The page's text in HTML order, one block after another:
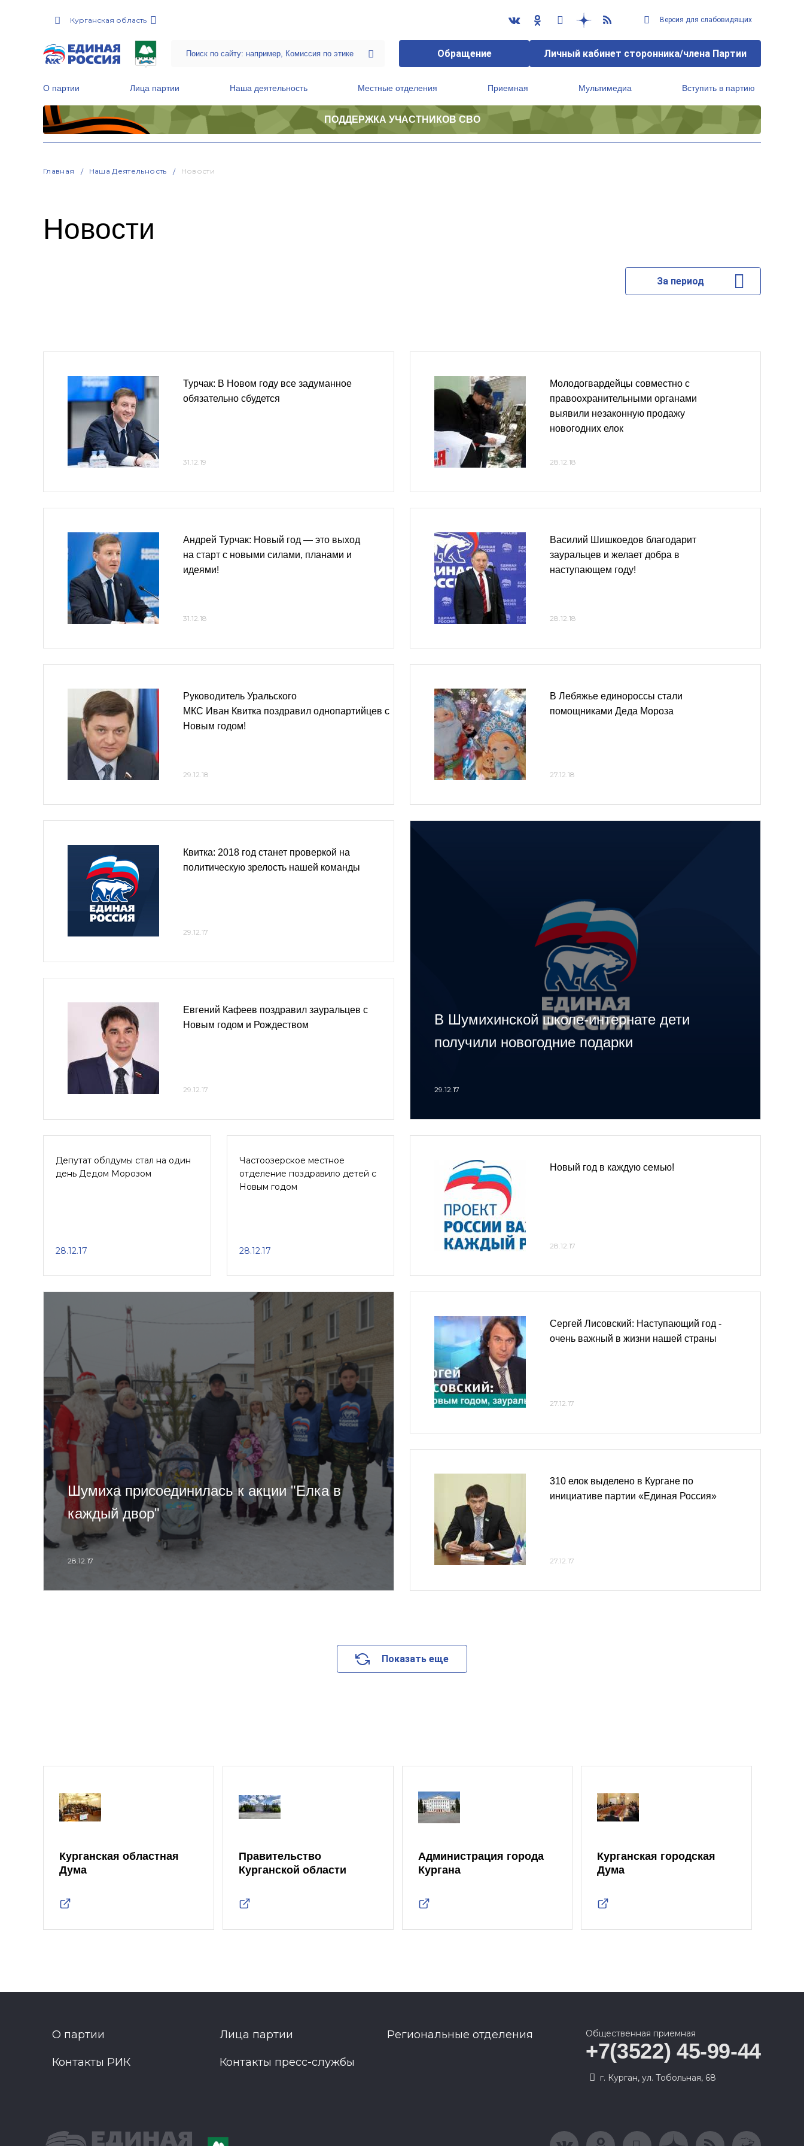
Курганская область Версия для слабовидящих
Обращение Личный кабинет сторонника/члена Партии
О партии Лица партии Наша деятельность Местные отделения Приемная Мультимедиа Вступить в партию
ПОДДЕРЖКА УЧАСТНИКОВ СВО
Главная Наша Деятельность Новости
Новости
За период
Турчак: В Новом году все задуманное
обязательно сбудется
31.12.19
Андрей Турчак: Новый год — это выход
на старт с новыми силами, планами и
идеями!
31.12.18
Руководитель Уральского
МКС Иван Квитка поздравил однопартийцев с
Новым годом!
29.12.18
Молодогвардейцы совместно с
правоохранительными органами
выявили незаконную продажу
новогодних елок
28.12.18
Василий Шишкоедов благодарит
зауральцев и желает добра в
наступающем году!
28.12.18
В Лебяжье единороссы стали
помощниками Деда Мороза
27.12.18
Квитка: 2018 год станет проверкой на
политическую зрелость нашей команды
29.12.17
Евгений Кафеев поздравил зауральцев с
Новым годом и Рождеством
29.12.17
В Шумихинской школе-интернате дети
получили новогодние подарки
29.12.17
Депутат облдумы стал на один
день Дедом Морозом
28.12.17
Частоозерское местное
отделение поздравило детей с
Новым годом
28.12.17
Новый год в каждую семью!
28.12.17
Шумиха присоединилась к акции "Елка в
каждый двор"
28.12.17
Сергей Лисовский: Наступающий год -
очень важный в жизни нашей страны
27.12.17
310 елок выделено в Кургане по
инициативе партии «Единая Россия»
27.12.17
Показать еще
Курганская областная
Дума
Правительство
Курганской области
Администрация города
Кургана
Курганская городская
Дума
О партии Лица партии Региональные отделения
Контакты РИК Контакты пресс-службы
Общественная приемная
+7(3522) 45-99-44
г. Курган, ул. Тобольная, 68